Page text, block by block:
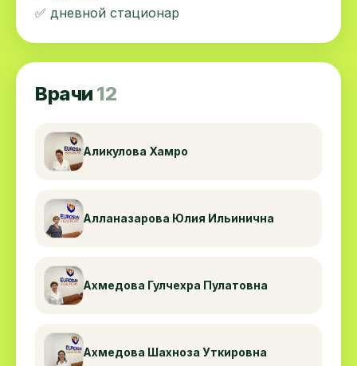
✅ дневной стационар
Врачи 12
Аликулова Хамро
Алланазарова Юлия Ильинична
Ахмедова Гулчехра Пулатовна
Ахмедова Шахноза Уткировна